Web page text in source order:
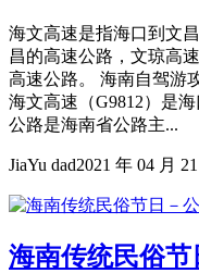
海文高速是指海口到文
昌的高速公路，文琼高
高速公路。 海南自驾游
海文高速（G9812）是
公路是海南省公路主...
JiaYu dad2021 年 04 月 21
海南传统民俗节